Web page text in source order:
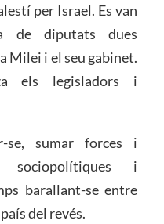
per Israel. Es van
de diputats dues
Milei i el seu gabinet.
els legisladors i
se, sumar forces i
sociopolítiques i
barallant-se entre
del revés.